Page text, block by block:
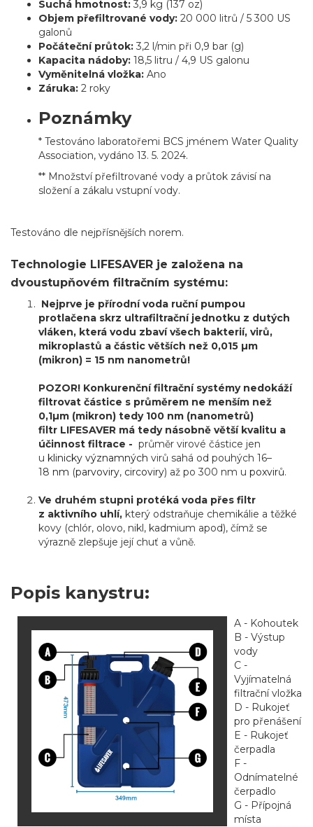
Suchá hmotnost: 3,9 kg (137 oz)
Objem přefiltrované vody: 20 000 litrů / 5 300 US
galonů
Počáteční průtok: 3,2 l/min při 0,9 bar (g)
Kapacita nádoby: 18,5 litru / 4,9 US galonu
Vyměnitelná vložka: Ano
Záruka: 2 roky
Poznámky
* Testováno laboratořemi BCS jménem Water Quality
Association, vydáno 13. 5. 2024.
** Množství přefiltrované vody a průtok závisí na
složení a zákalu vstupní vody.
Testováno dle nejpřísnějších norem.
Technologie LIFESAVER je založena na
dvoustupňovém filtračním systému:
Nejprve je přírodní voda ruční pumpou
protlačena skrz ultrafiltrační jednotku z dutých
vláken, která vodu zbaví všech bakterií, virů,
mikroplastů a částic větších než 0,015 µm
(mikron) = 15 nm nanometrů!
POZOR! Konkurenční filtrační systémy nedokáží
filtrovat částice s průměrem ne menším než
0,1µm (mikron) tedy 100 nm (nanometrů)
filtr LIFESAVER má tedy násobně větší kvalitu a
účinnost filtrace - průměr virové částice jen
u klinicky významných virů sahá od pouhých 16–
18 nm (parvoviry, circoviry) až po 300 nm u poxvirů.
Ve druhém stupni protéká voda přes filtr
z aktivního uhlí, který odstraňuje chemikálie a těžké
kovy (chlór, olovo, nikl, kadmium apod), čímž se
výrazně zlepšuje její chuť a vůně.
Popis kanystru:
A - Kohoutek
B - Výstup
vody
C -
Vyjímatelná
filtrační vložka
D - Rukojeť
pro přenášení
E - Rukojeť
čerpadla
F -
Odnímatelné
čerpadlo
G - Přípojná
místa